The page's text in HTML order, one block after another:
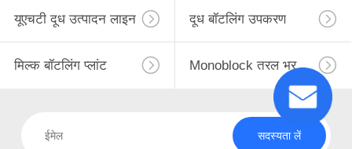
यूएचटी दूध उत्पादन लाइन दूध बॉटलिंग उपकरण
मिल्क बॉटलिंग प्लांट Monoblock तरल भरने की मशीन
सदस्यता लें